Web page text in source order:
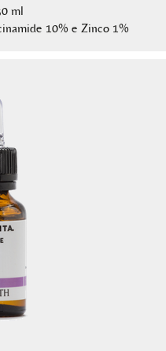
ml
10% e Zinco 1%